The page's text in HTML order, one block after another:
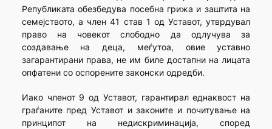
Републиката обезбедува посебна грижа и заштита на
семејството, а член 41 став 1 од Уставот, утврдувал
право на човекот слободно да одлучува за
создавање на деца, меѓутоа, овие уставно
загарантирани права, не им биле достапни на лицата
опфатени со оспорените законски одредби.
Иако членот 9 од Уставот, гарантирал еднаквост на
граѓаните пред Уставот и законите и почитување на
принципот на недискриминација, според